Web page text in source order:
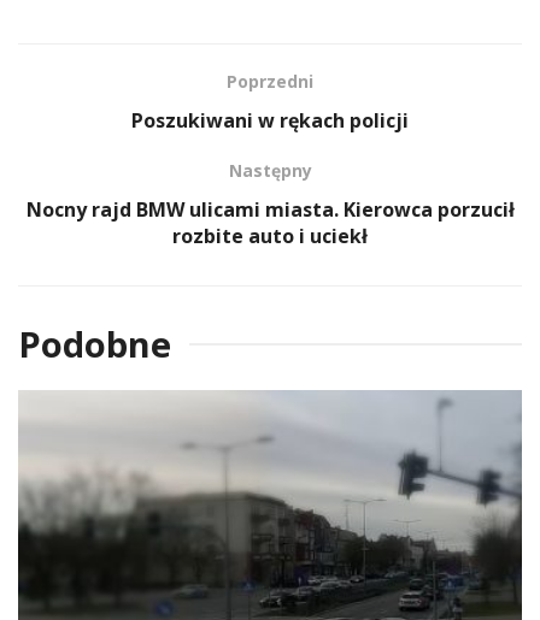
Poprzedni
Poszukiwani w rękach policji
Następny
Nocny rajd BMW ulicami miasta. Kierowca porzucił
rozbite auto i uciekł
Podobne